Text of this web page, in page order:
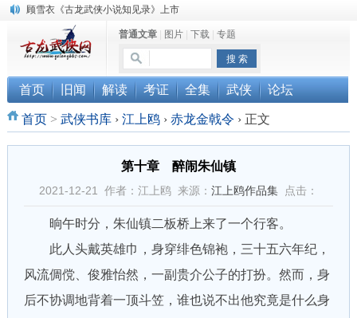
“武侠书库”查缺补漏活动圆满结束
《古龙小说原貌探究》修订版已上市
顾雪衣《古龙武侠小说知见录》上市
普通文章| 图片| 下载| 专题
首页 旧闻 解读 考证 全集 武侠 论坛
首页> 武侠书库 › 江上鸥 › 赤龙金戟令 ›正文
第十章 醉闹朱仙镇
2021-12-21 作者：江上鸥 来源： 江上鸥作品集点击：
晌午时分，朱仙镇二板桥上来了一个行客。
此人头戴英雄巾，身穿绯色锦袍，三十五六年纪，
风流倜傥、俊雅怡然，一副贵介公子的打扮。然而，身
后不协调地背着一顶斗笠，谁也说不出他究竟是什么身